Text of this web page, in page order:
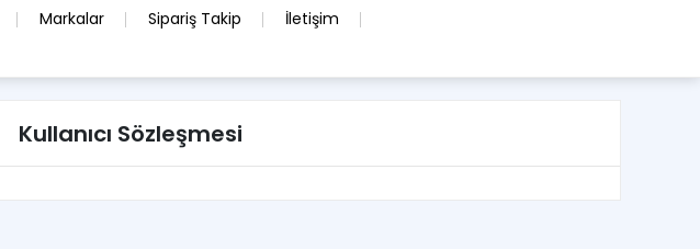
Markalar Sipariş Takip İletişim
Kullanıcı Sözleşmesi